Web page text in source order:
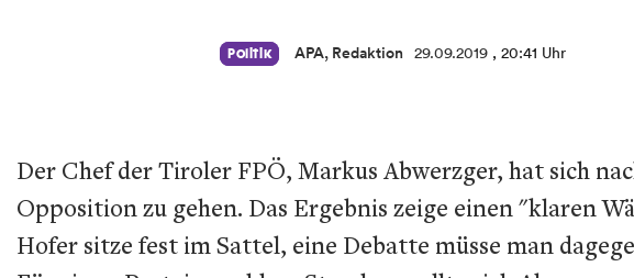
Politik APA, Redaktion 29.09.2019 , 20:41 Uhr
Der Chef der Tiroler FPÖ, Markus Abwerzger, hat sich
Opposition zu gehen. Das Ergebnis zeige einen "klaren
Hofer sitze fest im Sattel, eine Debatte müsse man